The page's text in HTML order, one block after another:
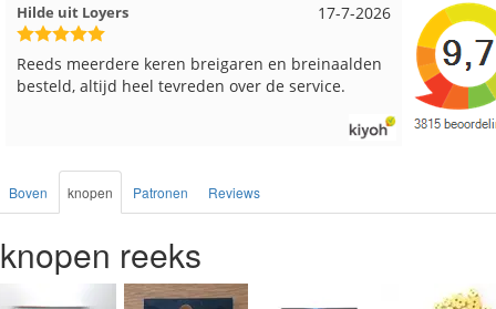
12-7-2026
Loes uit EMMELOORD
Snelle levering en keurig verpakt. Top.
Nell uit
Goed
Boven knopen Patronen Reviews
knopen reeks